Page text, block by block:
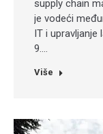
supply chain
je vodeći
IT i upravljanje
9.…
Više